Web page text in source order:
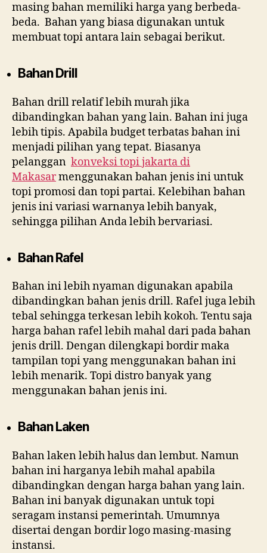
masing bahan memiliki harga yang berbeda-
beda. Bahan yang biasa digunakan untuk
membuat topi antara lain sebagai berikut.
Bahan Drill
Bahan drill relatif lebih murah jika
dibandingkan bahan yang lain. Bahan ini juga
lebih tipis. Apabila budget terbatas bahan ini
menjadi pilihan yang tepat. Biasanya
pelanggan konveksi topi jakarta di
Makasarmenggunakan bahan jenis ini untuk
topi promosi dan topi partai. Kelebihan bahan
jenis ini variasi warnanya lebih banyak,
sehingga pilihan Anda lebih bervariasi.
Bahan Rafel
Bahan ini lebih nyaman digunakan apabila
dibandingkan bahan jenis drill. Rafel juga lebih
tebal sehingga terkesan lebih kokoh. Tentu saja
harga bahan rafel lebih mahal dari pada bahan
jenis drill. Dengan dilengkapi bordir maka
tampilan topi yang menggunakan bahan ini
lebih menarik. Topi distro banyak yang
menggunakan bahan jenis ini.
Bahan Laken
Bahan laken lebih halus dan lembut. Namun
bahan ini harganya lebih mahal apabila
dibandingkan dengan harga bahan yang lain.
Bahan ini banyak digunakan untuk topi
seragam instansi pemerintah. Umumnya
disertai dengan bordir logo masing-masing
instansi.